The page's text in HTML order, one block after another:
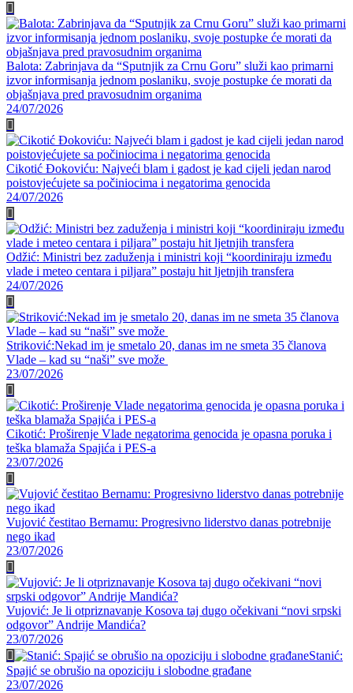
Balota: Zabrinjava da “Sputnjik za Crnu Goru” služi kao primarni
izvor informisanja jednom poslaniku, svoje postupke će morati da
objašnjava pred pravosudnim organima
24/07/2026
Cikotić Đokoviću: Najveći blam i gadost je kad cijeli jedan narod
poistovjećujete sa počiniocima i negatorima genocida
24/07/2026
Odžić: Ministri bez zaduženja i ministri koji “koordiniraju između
vlade i meteo centara i piljara” postaju hit ljetnjih transfera
24/07/2026
Striković:Nekad im je smetalo 20, danas im ne smeta 35 članova
Vlade – kad su “naši” sve može
23/07/2026
Cikotić: Proširenje Vlade negatorima genocida je opasna poruka i
teška blamaža Spajića i PES-a
23/07/2026
Vujović čestitao Bernamu: Progresivno liderstvo danas potrebnije
nego ikad
23/07/2026
Vujović: Je li otpriznavanje Kosova taj dugo očekivani “novi srpski
odgovor” Andrije Mandića?
23/07/2026
Stanić:
Spajić se obrušio na opoziciju i slobodne građane
23/07/2026